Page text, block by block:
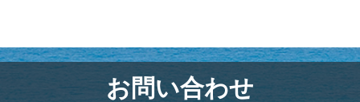
お問い合わせ